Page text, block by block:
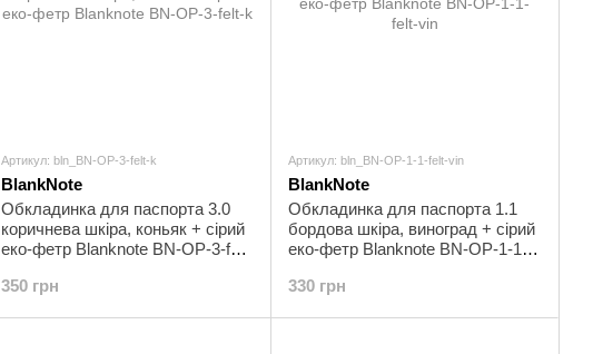
Артикул: bln_BN-OP-3-felt-k
BlankNote
Обкладинка для паспорта 3.0
коричнева шкіра, коньяк + сірий
еко-фетр Blanknote BN-OP-3-felt-
350 грн
Артикул: bln_BN-OP-1-1-felt-vin
BlankNote
Обкладинка для паспорта 1.1
бордова шкіра, виноград + сірий
еко-фетр Blanknote BN-OP-1-1-
330 грн